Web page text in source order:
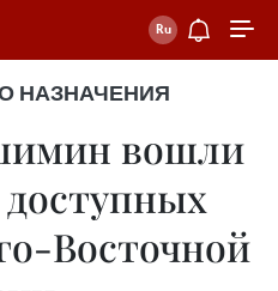
НАЗНАЧЕНИЯ
вошли
Восточной